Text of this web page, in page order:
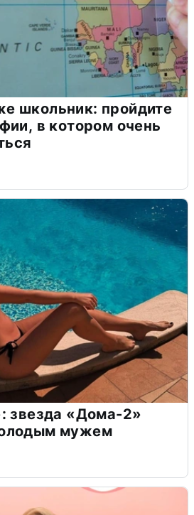
школьник: пройдите
в котором очень
звезда «Дома-2»
мужем